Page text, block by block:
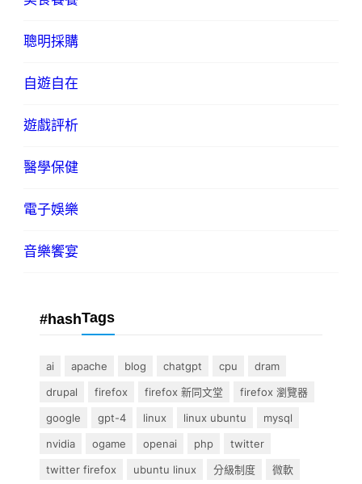
聰明採購
自遊自在
遊戲評析
醫學保健
電子娛樂
音樂饗宴
#hashTags
ai apache blog chatgpt cpu
dram
drupal
firefox firefox 新同文堂
firefox 瀏覽器
google
gpt-4 linux linux ubuntu
mysql
nvidia
ogame openai php
twitter
twitter firefox
ubuntu linux 分級制度
微軟